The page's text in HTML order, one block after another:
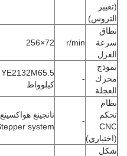
r/min
-
YE2132M65.5
كيلوواط
نانجينغ هواكسينغ
‬Stepper system